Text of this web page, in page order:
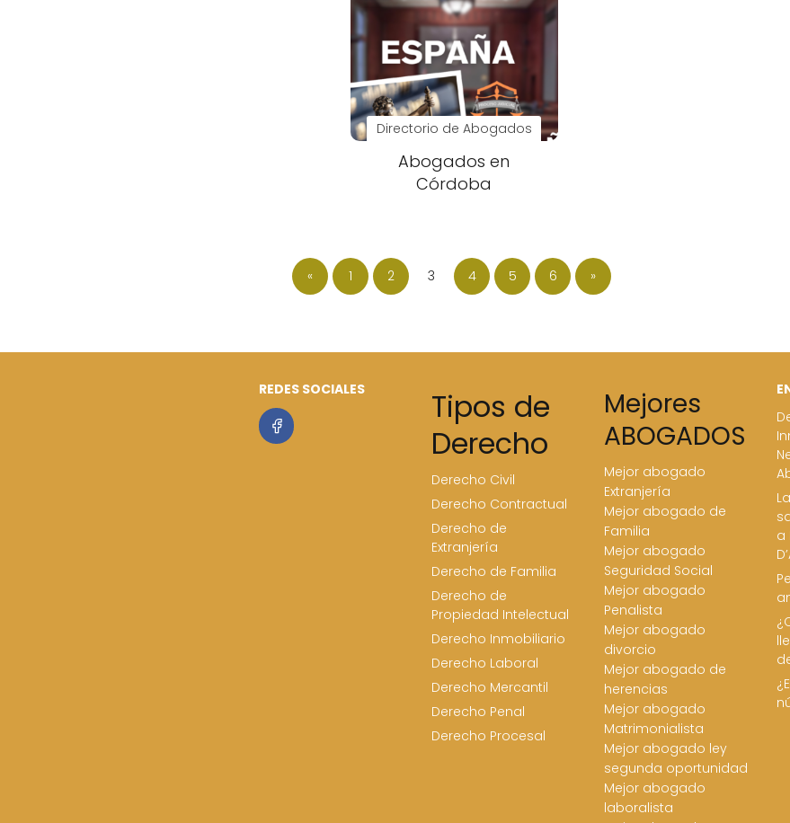
Directorio de Abogados
Abogados en
Córdoba
« 1 2 3 4 5 6 »
REDES SOCIALES
Tipos de
Derecho
Derecho Civil
Derecho Contractual
Derecho de
Extranjería
Derecho de Familia
Derecho de
Propiedad Intelectual
Derecho Inmobiliario
Derecho Laboral
Derecho Mercantil
Derecho Penal
Derecho Procesal
Mejores
ABOGADOS
Mejor abogado
Extranjería
Mejor abogado de
Familia
Mejor abogado
Seguridad Social
Mejor abogado
Penalista
Mejor abogado
divorcio
Mejor abogado de
herencias
Mejor abogado
Matrimonialista
Mejor abogado ley
segunda oportunidad
Mejor abogado
laboralista
a